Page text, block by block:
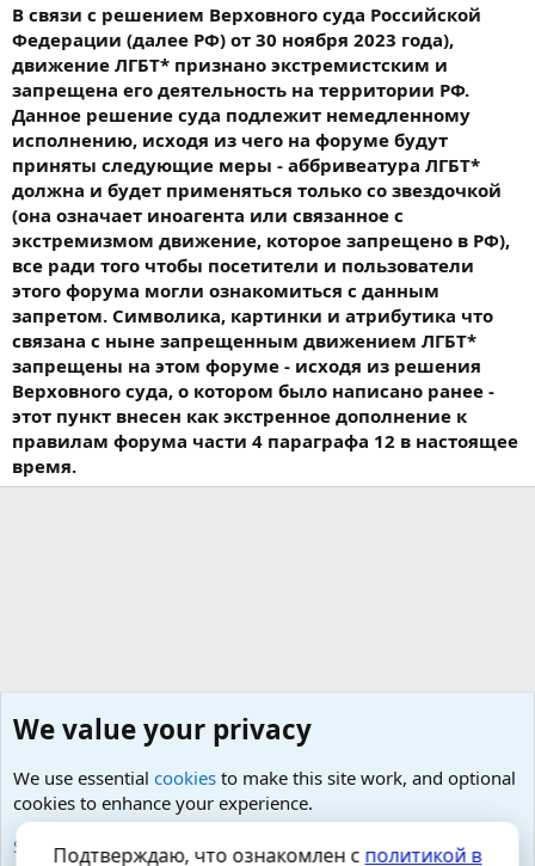
В связи с решением Верховного суда Российской
Федерации (далее РФ) от 30 ноября 2023 года),
движение ЛГБТ* признано экстремистским и
запрещена его деятельность на территории РФ.
Данное решение суда подлежит немедленному
исполнению, исходя из чего на форуме будут
приняты следующие меры - аббривеатура ЛГБТ*
должна и будет применяться только со звездочкой
(она означает иноагента или связанное с
экстремизмом движение, которое запрещено в РФ),
все ради того чтобы посетители и пользователи
этого форума могли ознакомиться с данным
запретом. Символика, картинки и атрибутика что
связана с ныне запрещенным движением ЛГБТ*
запрещены на этом форуме - исходя из решения
Верховного суда, о котором было написано ранее -
этот пункт внесен как экстренное дополнение к
правилам форума части 4 параграфа 12 в настоящее
время.
Малая урология- простатит, тазовые боли, фиброз
We value your privacy
We use essential cookies to make this site work, and optional
cookies to enhance your experience.
See further information and configure your preferences
Подтверждаю, что ознакомлен с политикой в